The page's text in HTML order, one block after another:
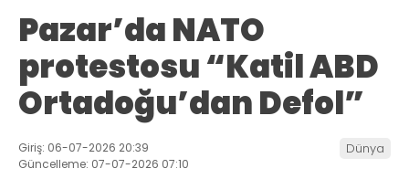
Pazar’da NATO
protestosu “Katil ABD
Ortadoğu’dan Defol”
Giriş: 06-07-2026 20:39
Güncelleme: 07-07-2026 07:10
Dünya